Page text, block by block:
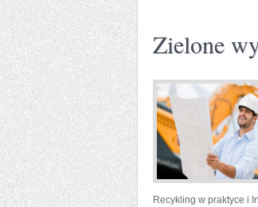
Zielone
Recykling w praktyce i